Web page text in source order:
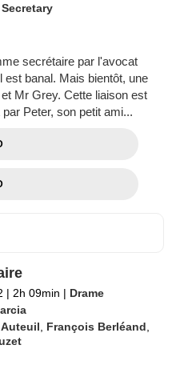
Secretary
secrétaire par l'avocat
est banal. Mais bientôt, une
Mr Grey. Cette liaison est
Peter, son petit ami...
| 2h 09min | Drame
François Berléand